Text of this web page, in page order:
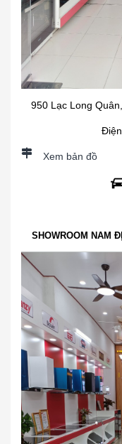
950 Lạc Long
Xem bản đồ
SHOWROOM NAM